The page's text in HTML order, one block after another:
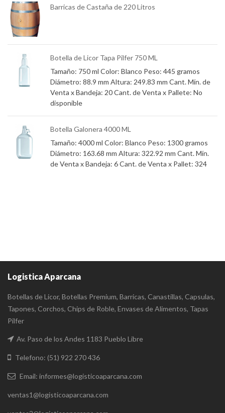
Barricas de Castaña de 220 Litros
Botella de Licor Tapa Pilfer 750 ML
Tamaño: 750 ml Color: Blanco Peso: 445 gramos
Diámetro: 88.9 mm Altura: 249.83 mm Cant. Mín. de
Venta x Bandeja: 20 Cant. de Venta x Pallete: No
disponible
Botella Galonera 4000 ML
Tamaño: 4000 ml Color: Blanco Peso: 1300 gramos
Diámetro: 163.68 mm Altura: 322.92 mm Cant. Mín.
de Venta x Bandeja: 6 Cant. de Venta x Pallet: 324
Logistica Aparcana
Botellas de Licor, Botellas Premium, Barricas, Canastillas, Capsulas,
Tapones, Corchos, Chips de Roble, Envases de Alimentos, Tapas
Pilfer
Av. Paso de los Andes 1183 Pueblo Libre
Telefono: (51) 922 270 436
Email: informes@logisticoaparcana.com
ventas1@logisticoaparcana.com